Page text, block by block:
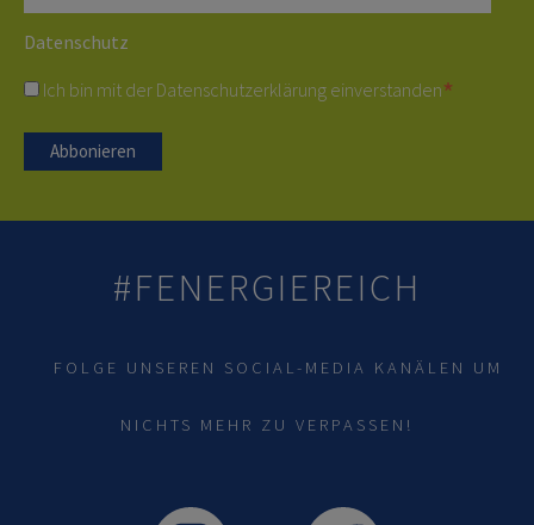
Datenschutz
Ich bin mit der Datenschutzerklärung einverstanden*
#FENERGIEREICH
FOLGE UNSEREN SOCIAL-MEDIA KANÄLEN UM
NICHTS MEHR ZU VERPASSEN!